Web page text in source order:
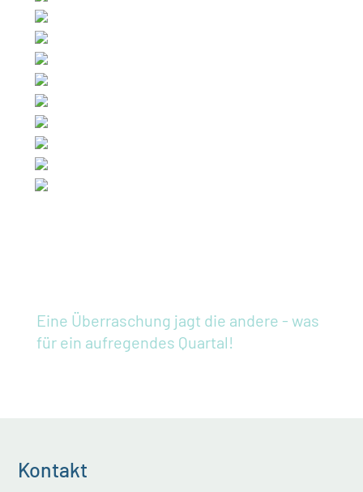
Eine Überraschung jagt die andere - was
für ein aufregendes Quartal!
Kontakt